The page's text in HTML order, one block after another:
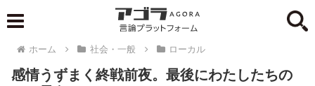
ホーム 社会・一般 ローカル
感情うずまく終戦前夜。最後にわたしたちの